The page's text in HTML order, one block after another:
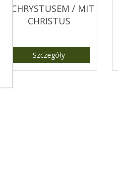
Z CHRYSTUSEM / MIT
CHRISTUS
Szczegóły